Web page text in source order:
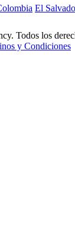
El
Todos los
y Condiciones